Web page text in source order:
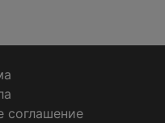
соглашение